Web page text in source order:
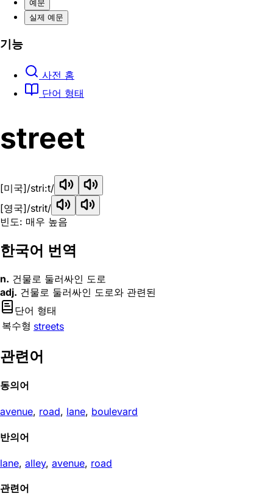
예문
실제 예문
기능
사전 홈
단어 형태
street
[미국]/stri:t/
[영국]/strit/
빈도: 매우 높음
한국어 번역
n. 건물로 둘러싸인 도로
adj. 건물로 둘러싸인 도로와 관련된
단어 형태
복수형 streets
관련어
동의어
avenue, road, lane, boulevard
반의어
lane, alley, avenue, road
관련어